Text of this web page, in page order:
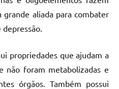
grande aliada para combater
propriedades que ajudam a
não foram metabolizadas e
órgãos. Também possui